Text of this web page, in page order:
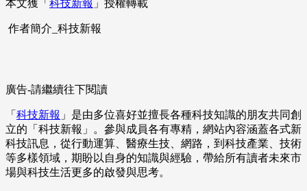
本文獲「 科技新報 」授權轉載
作者簡介_科技新報
廣告-請繼續往下閱讀
「 科技新報 」是由多位喜好並擅長各種科技知識的朋友共同創
立的「科技新報」。參與成員各有專精，網站內容涵蓋各式新
科技訊息，從行動運算、醫療生技、網路，到科技產業、技術
等多樣領域，期盼以自身的知識與經驗，帶給所有讀者未來市
場與科技生活更多的啟發與思考。